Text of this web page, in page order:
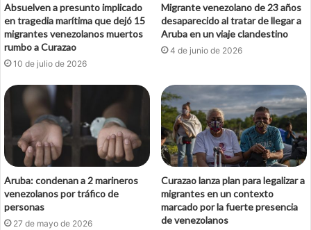
Absuelven a presunto implicado
en tragedia marítima que dejó 15
migrantes venezolanos muertos
rumbo a Curazao
10 de julio de 2026
Migrante venezolano de 23 años
desaparecido al tratar de llegar a
Aruba en un viaje clandestino
4 de junio de 2026
Aruba: condenan a 2 marineros
venezolanos por tráfico de
personas
27 de mayo de 2026
Curazao lanza plan para legalizar a
migrantes en un contexto
marcado por la fuerte presencia
de venezolanos